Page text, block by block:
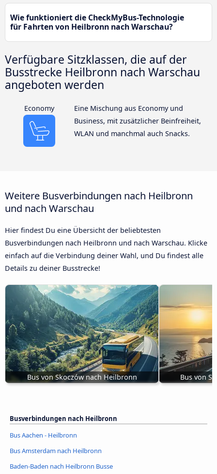
Wie funktioniert die CheckMyBus-Technologie
für Fahrten von Heilbronn nach Warschau?
Verfügbare Sitzklassen, die auf der
Busstrecke Heilbronn nach Warschau
angeboten werden
Economy
Eine Mischung aus Economy und
Business, mit zusätzlicher Beinfreiheit,
WLAN und manchmal auch Snacks.
Weitere Busverbindungen nach Heilbronn
und nach Warschau
Hier findest Du eine Übersicht der beliebtesten
Busverbindungen nach Heilbronn und nach Warschau. Klicke
einfach auf die Verbindung deiner Wahl, und Du findest alle
Details zu deiner Busstrecke!
Bus von Skoczów nach Heilbronn Bus von
Busverbindungen nach Heilbronn
Bus Aachen - Heilbronn
Bus Amsterdam nach Heilbronn
Baden-Baden nach Heilbronn Busse